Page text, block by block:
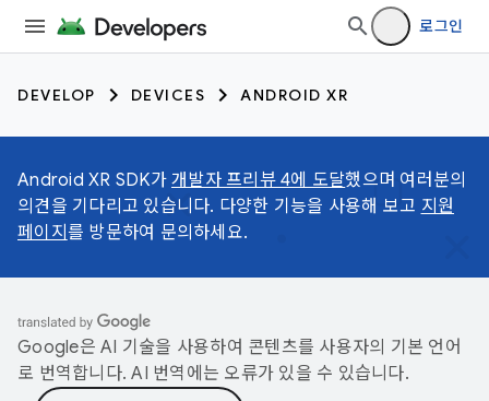
로그인
DEVELOP DEVICES ANDROID XR
Android XR SDK가 개발자 프리뷰 4에 도달했으며 여러분의
의견을 기다리고 있습니다. 다양한 기능을 사용해 보고 지원
페이지 를 방문하여 문의하세요.
Google은 AI 기술을 사용하여 콘텐츠를 사용자의 기본 언어
로 번역합니다. AI 번역에는 오류가 있을 수 있습니다.